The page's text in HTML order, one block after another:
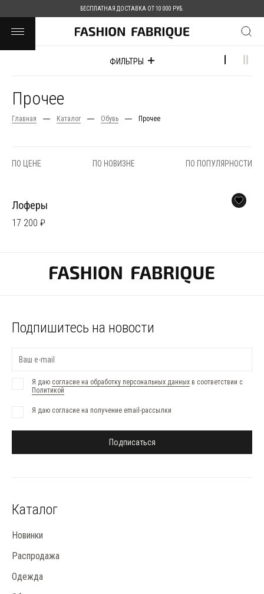
БЕСПЛАТНАЯ ДОСТАВКА ОТ 10 000 РУБ.
Главная Каталог Обувь Прочее
Прочее
ПО ЦЕНЕ ПО НОВИЗНЕ ПО ПОПУЛЯРНОСТИ
ФИЛЬТРЫ
Лоферы
17 200 ₽
Каталог
Новинки
Распродажа
Одежда
Подпишитесь на новости
Я даю согласие на обработку персональных данных в соответствии с
Политикой
Я даю согласие на получение email-рассылки
Подписаться